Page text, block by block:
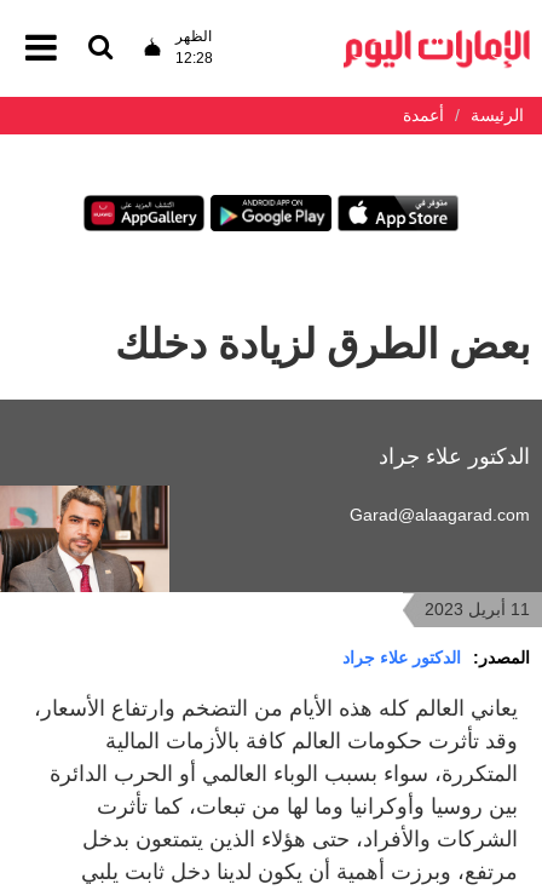
الظهر
12:28
الرئيسة أعمدة
بعض الطرق لزيادة دخلك
الدكتور علاء جراد
Garad@alaagarad.com
11 أبريل 2023
المصدر: الدكتور علاء جراد
يعاني العالم كله هذه الأيام من التضخم وارتفاع الأسعار،
وقد تأثرت حكومات العالم كافة بالأزمات المالية
المتكررة، سواء بسبب الوباء العالمي أو الحرب الدائرة
بين روسيا وأوكرانيا وما لها من تبعات، كما تأثرت
الشركات والأفراد، حتى هؤلاء الذين يتمتعون بدخل
مرتفع، وبرزت أهمية أن يكون لدينا دخل ثابت يلبي